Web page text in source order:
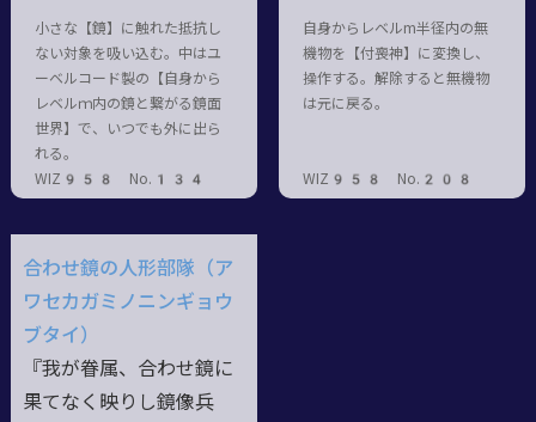
小さな【鏡】に触れた抵抗し
ない対象を吸い込む。中はユ
ーベルコード製の【自身から
レベルｍ内の鏡と繋がる鏡面
世界】で、いつでも外に出ら
れる。
WIZ958 No.134
自身からレベルm半径内の無
機物を【付喪神】に変換し、
操作する。解除すると無機物
は元に戻る。
WIZ958 No.208
合わせ鏡の人形部隊（ア
ワセカガミノニンギョウ
ブタイ）
『我が眷属、合わせ鏡に
果てなく映りし鏡像兵